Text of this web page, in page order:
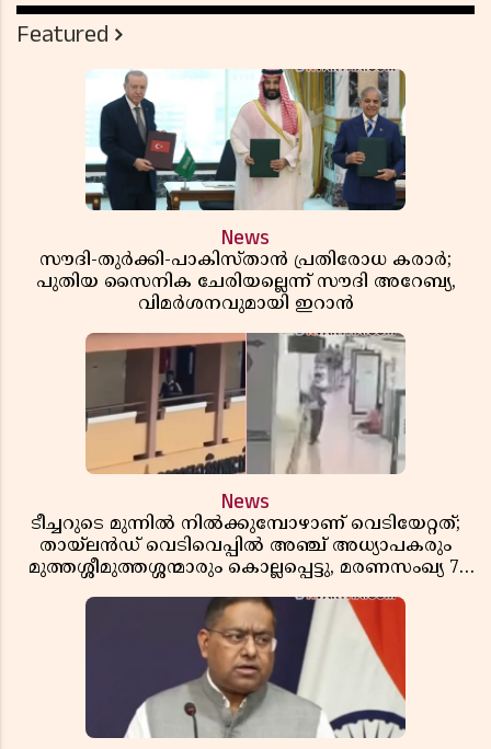
Featured
News
സൗദി-തുർക്കി-പാകിസ്താൻ പ്രതിരോധ കരാർ;
പുതിയ സൈനിക ചേരിയല്ലെന്ന് സൗദി അറേബ്യ,
വിമർശനവുമായി ഇറാൻ
News
ടീച്ചറുടെ മുന്നിൽ നിൽക്കുമ്പോഴാണ് വെടിയേറ്റത്;
തായ്‌ലൻഡ് വെടിവെപ്പിൽ അഞ്ച് അധ്യാപകരും
മുത്തശ്ശീമുത്തശ്ശന്മാരും കൊല്ലപ്പെട്ടു, മരണസംഖ്യ 7;